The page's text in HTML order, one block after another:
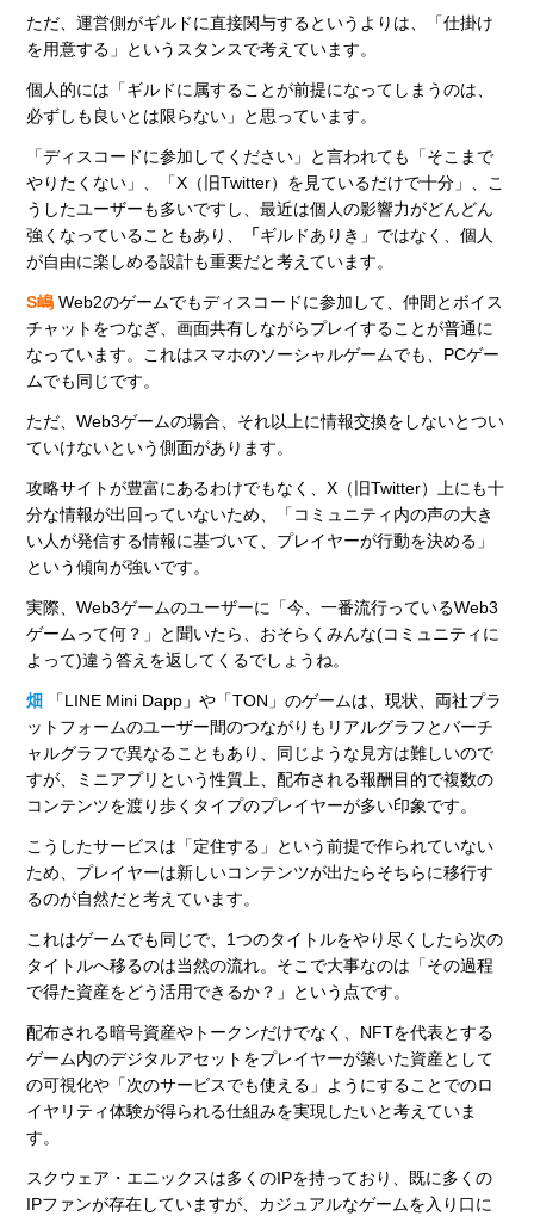
ただ、運営側がギルドに直接関与するというよりは、「仕掛け
を用意する」というスタンスで考えています。
個人的には「ギルドに属することが前提になってしまうのは、
必ずしも良いとは限らない」と思っています。
「ディスコードに参加してください」と言われても「そこまで
やりたくない」、「X（旧Twitter）を見ているだけで十分」、こ
うしたユーザーも多いですし、最近は個人の影響力がどんどん
強くなっていることもあり、
「ギルドありき」ではなく、個人
が自由に楽しめる設計も重要だと考えています。
S嶋 Web2のゲームでもディスコードに参加して、仲間とボイス
チャットをつなぎ、画面共有しながらプレイすることが普通に
なっています。これはスマホのソーシャルゲームでも、PCゲー
ムでも同じです。
ただ、Web3ゲームの場合、それ以上に情報交換をしないとつい
ていけないという側面があります。
攻略サイトが豊富にあるわけでもなく、X（旧Twitter）上にも十
分な情報が出回っていないため、「コミュニティ内の声の大き
い人が発信する情報に基づいて、プレイヤーが行動を決める」
という傾向が強いです。
実際、Web3ゲームのユーザーに「今、一番流行っているWeb3
ゲームって何？」と聞いたら、おそらくみんな(コミュニティに
よって)違う答えを返してくるでしょうね。
畑
「LINE Mini Dapp」や「TON」のゲームは、現状、両社プラ
ットフォームのユーザー間のつながりもリアルグラフとバーチ
ャルグラフで異なることもあり、同じような見方は難しいので
すが、ミニアプリという性質上、配布される報酬目的で複数の
コンテンツを渡り歩くタイプのプレイヤーが多い印象です。
こうしたサービスは「定住する」という前提で作られていない
ため、プレイヤーは新しいコンテンツが出たらそちらに移行す
るのが自然だと考えています。
これはゲームでも同じで、1つのタイトルをやり尽くしたら次の
タイトルへ移るのは当然の流れ。そこで大事なのは「その過程
で得た資産をどう活用できるか？」という点です。
配布される暗号資産やトークンだけでなく、NFTを代表とする
ゲーム内のデジタルアセットをプレイヤーが築いた資産として
の可視化や「次のサービスでも使える」ようにすることでのロ
イヤリティ体験が得られる仕組みを実現したいと考えていま
す。
スクウェア・エニックスは多くのIPを持っており、既に多くの
IPファンが存在していますが、カジュアルなゲームを入り口に